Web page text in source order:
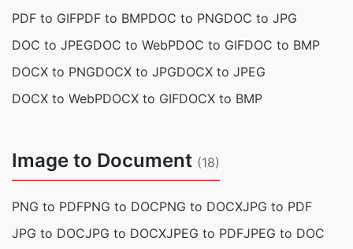
PDF to GIFPDF to BMPDOC to PNGDOC to JPG
DOC to JPEGDOC to WebPDOC to GIFDOC to BMP
DOCX to PNGDOCX to JPGDOCX to JPEG
DOCX to WebPDOCX to GIFDOCX to BMP
Image to Document (18)
PNG to PDFPNG to DOCPNG to DOCXJPG to PDF
JPG to DOCJPG to DOCXJPEG to PDFJPEG to DOC